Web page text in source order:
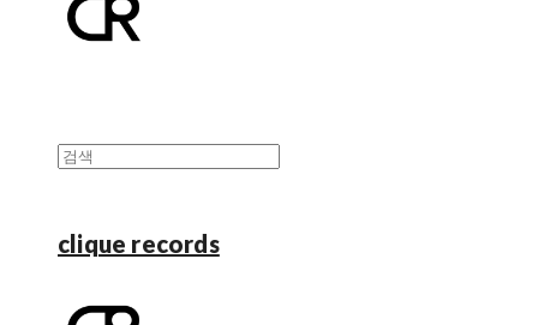
clique records